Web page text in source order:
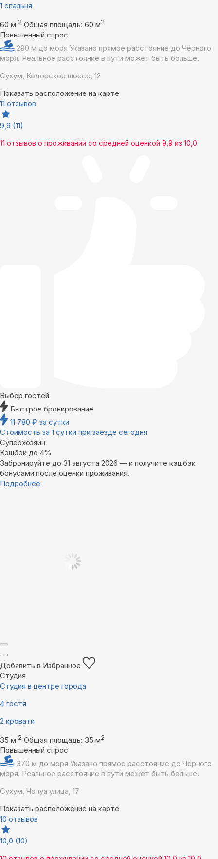
1 спальня
60 м 2 Общая площадь: 60 м2
Повышенный спрос
290 м до моря Указано прямое расстояние до Чёрного
моря. Реальное расстояние в пути может быть больше.
Сухум, Кодорское шоссе, 12
Показать расположение на карте
11 отзывов
9,9 (11)
11 отзывов о проживании со средней оценкой 9,9 из 10,0
Выбор гостей
Быстрое бронирование
11 780 ₽ за сутки
Стоимость за 1 сутки при заезде сегодня
Суперхозяин
Кэшбэк до 4%
Забронируйте до 31 августа 2026 — и получите кэшбэк
бонусами после оценки проживания.
Подробнее
Добавить в Избранное
Студия
Студия в центре города
4 гостя
2 кровати
35 м 2 Общая площадь: 35 м2
Повышенный спрос
370 м до моря Указано прямое расстояние до Чёрного
моря. Реальное расстояние в пути может быть больше.
Сухум, Чочуа улица, 17
Показать расположение на карте
10 отзывов
10,0 (10)